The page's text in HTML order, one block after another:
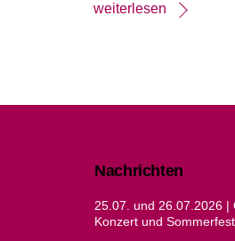
weiterlesen
Nachrichten
25.07. und 26.07.2026 |
Konzert und Sommerfest